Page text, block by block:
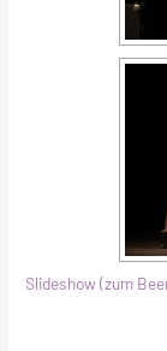
Slideshow (zum